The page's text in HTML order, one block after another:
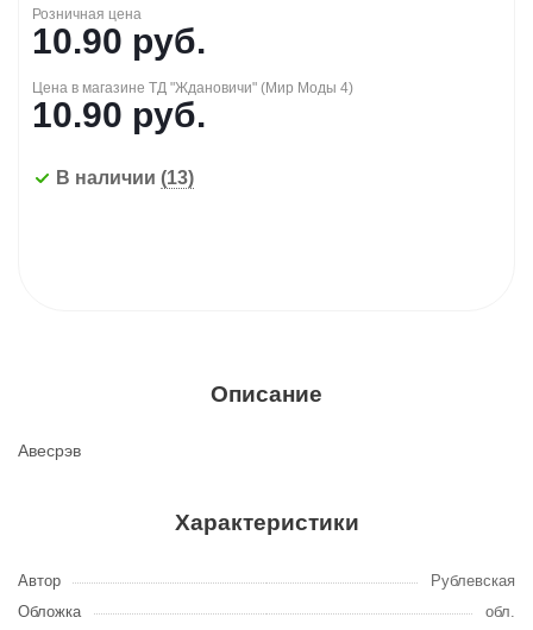
Розничная цена
10.90 руб.
Цена в магазине ТД "Ждановичи" (Мир Моды 4)
10.90 руб.
В наличии (13)
Описание
Авесрэв
Характеристики
Автор
Рублевская
Обложка
обл.